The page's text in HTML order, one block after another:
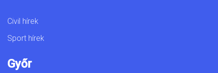
Civil hírek
Sport hírek
Győr